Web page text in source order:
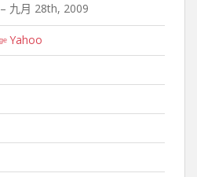
– 九月 28th, 2009
Yahoo